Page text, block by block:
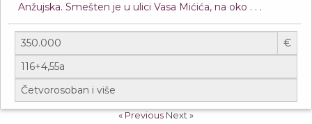
Anžujska. Smešten je u ulici Vasa Mićića, na oko . . .
€
« PreviousNext »